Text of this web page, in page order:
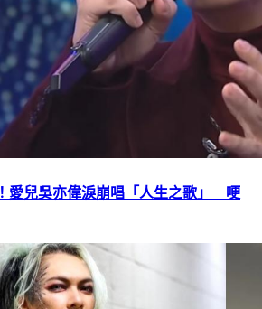
愛兒吳亦偉淚崩唱「人生之歌」 哽